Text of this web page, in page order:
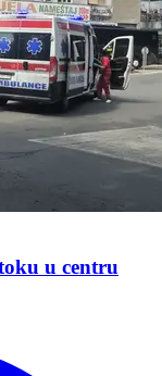
u centru